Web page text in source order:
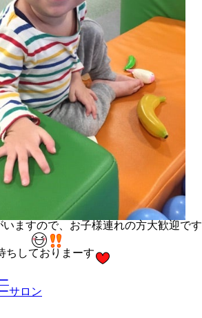
ますので、お子様連れの方大歓迎です
ちしておりまーす
サロン